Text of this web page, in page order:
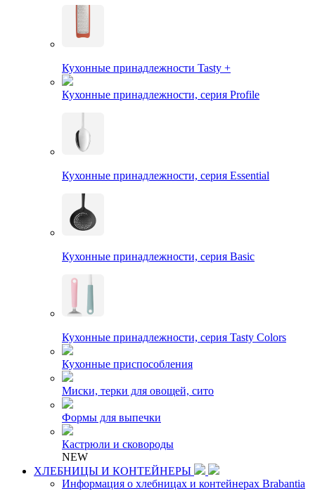
Кухонные принадлежности Tasty +
Кухонные принадлежности, серия Profile
Кухонные принадлежности, серия Essential
Кухонные принадлежности, серия Basic
Кухонные принадлежности, серия Tasty Colors
Кухонные приспособления
Миски, терки для овощей, сито
Формы для выпечки
Кастрюли и сковороды
NEW
ХЛЕБНИЦЫ И КОНТЕЙНЕРЫ
Информация о хлебницах и контейнерах Brabantia